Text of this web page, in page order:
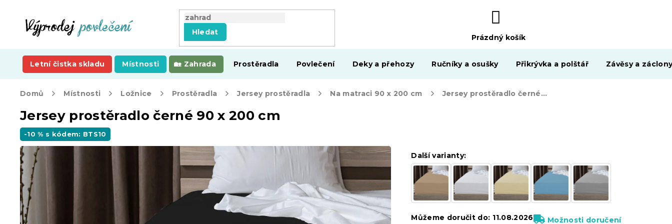
Hledat
NÁKUPNÍ
KOŠÍK
Prázdný košík
Letní čistka skladu Místnosti Zahrada Prostěradla Povlečení Deky a přehozy Ručníky a osušky Přikrývka a polštář Závěsy a
Domů Místnosti Ložnice Prostěradla Jersey prostěradla Na matraci 90 x 200 cm Jersey prostěradlo černé 90 x 200 cm
Jersey prostěradlo černé 90 x 200 cm
-10 % s kódem: BTS10
Další varianty:
Můžeme doručit do: 11.08.2026 Možnosti doručení